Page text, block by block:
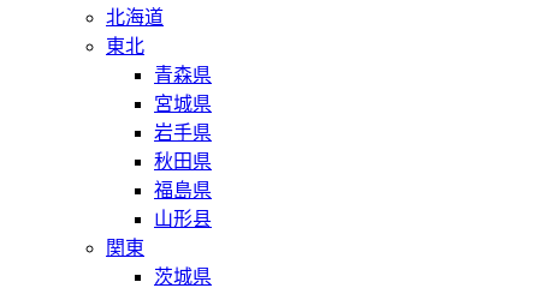
北海道
東北
青森県
宮城県
岩手県
秋田県
福島県
山形县
関東
茨城県